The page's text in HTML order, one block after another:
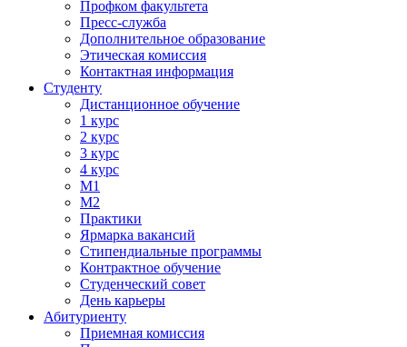
Профком факультета
Пресс-служба
Дополнительное образование
Этическая комиссия
Контактная информация
Студенту
Дистанционное обучение
1 курс
2 курс
3 курс
4 курс
М1
М2
Практики
Ярмарка вакансий
Стипендиальные программы
Контрактное обучение
Студенческий совет
День карьеры
Абитуриенту
Приемная комиссия